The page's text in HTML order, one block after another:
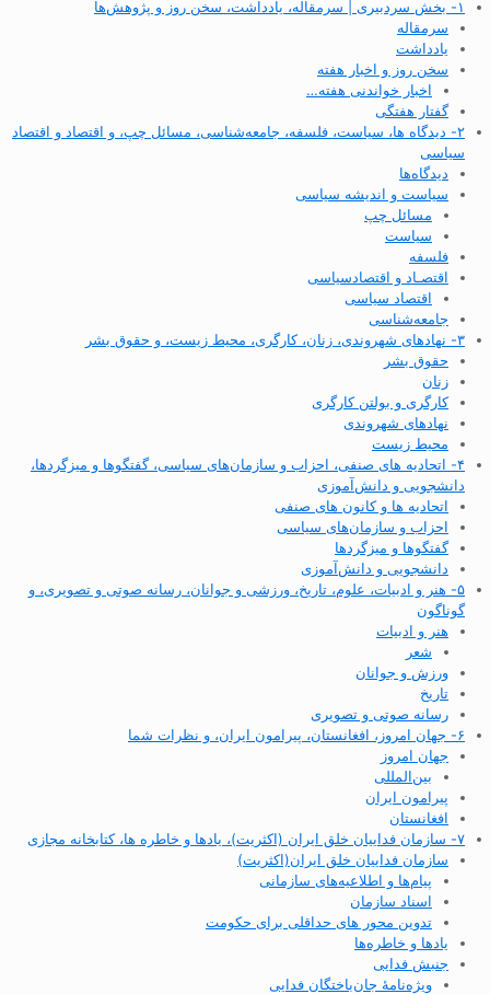
۱- بخش سردبیری | سرمقاله، یادداشت، سخن روز و پژوهش‌ها
سرمقاله
یادداشت
سخن روز و اخبار هفته
اخبار خواندنی هفته…
گفتار هفتگی
۲- دیدگاه ها، سیاست، فلسفه، جامعه‌شناسی، مسائل چپ، و اقتصاد و اقتصاد
سیاسی
دیدگاه‌ها
سیاست و اندیشه سیاسی
مسائل چپ
سیاست
فلسفه
اقتصـاد و اقتصاد‌سیاسی
اقتصاد سیاسی
جامعه‌شناسی
۳- نهادهای شهروندی، زنان، کارگری، محیط زیست، و حقوق بشر
حقوق بشر
زنان
کارگری و بولتن کارگری
نهادهای شهروندی
محیط زیست
۴- اتحادیه های صنفی، احزاب و سازمان‌های سیاسی، گفتگوها و میزگردها،
دانشجویی و دانش‌آموزی
اتحادیه ها و کانون های صنفی
احزاب و سازمان‌های سیاسی
گفتگوها و میزگردها
دانشجویی و دانش‌آموزی
۵- هنر و ادبیات، علوم، تاریخ، ورزشی و جوانان، رسانه صوتی و تصویری، و
گوناگون
هنر و ادبیات
شعر
ورزش و جوانان
تاریخ
رسانه صوتی و تصویری
۶- جهان امروز، افغانستان، پیرامون ایران، و نظرات شما
جهان امروز
بین‌المللی
پیرامون ایران
افغانستان
۷- سازمان فداییان خلق ایران (اکثریت)، یادها و خاطره ها، کتابخانه مجازی
سازمان فداییان خلق ایران(اکثریت)
پیام‌ها و اطلاعیه‌های سازمانی
اسناد سازمان
تدوین محور های حداقلی برای حکومت
یادها و خاطره‌ها
جنبش فدایی
ویژه‌نامهٔ جان‌باختگان فدایی